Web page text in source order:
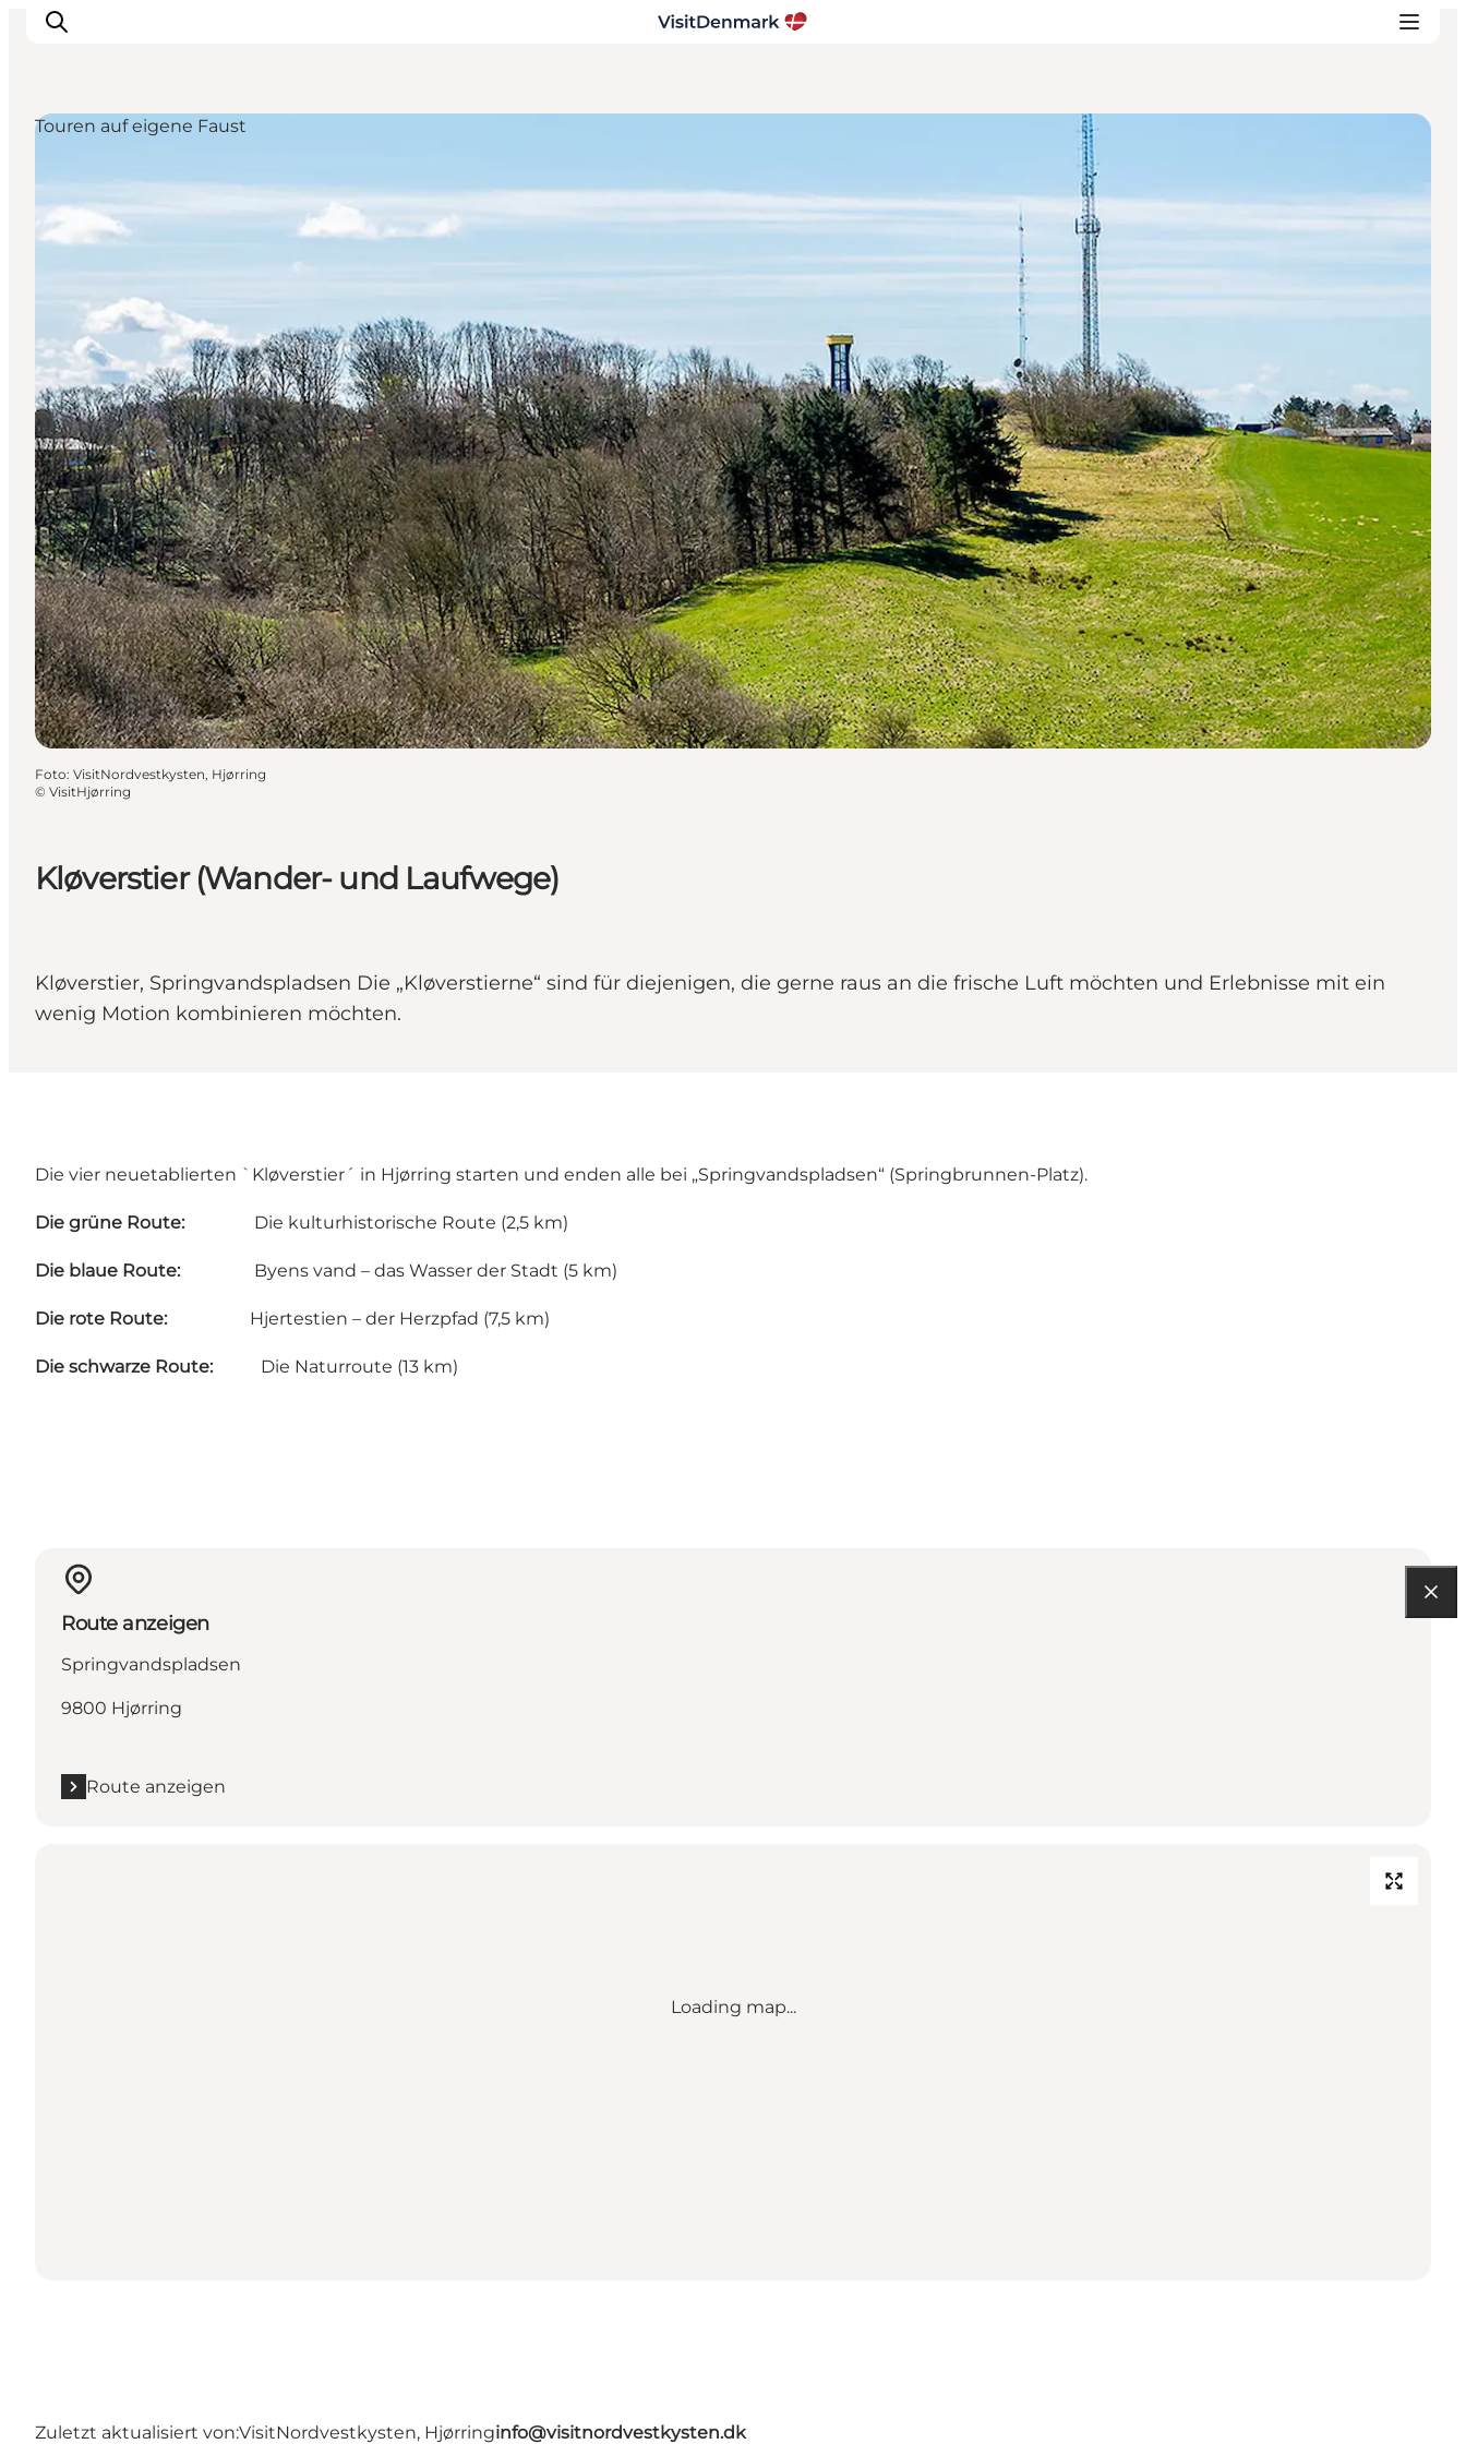
Inspiration
Regionen
Erlebnisse
Reiseplanung
Kløverstier (Wander- und Laufwege)
Kløverstier, Springvandspladsen Die „Kløverstierne“ sind für diejenigen, die gerne raus an die frische Luft möchten und Erlebnisse mit ein
wenig Motion kombinieren möchten.
Touren auf eigene Faust
Foto: VisitNordvestkysten, Hjørring
© VisitHjørring
Die vier neuetablierten `Kløverstier´ in Hjørring starten und enden alle bei „Springvandspladsen“ (Springbrunnen-Platz).
Die grüne Route: Die kulturhistorische Route (2,5 km)
Die blaue Route: Byens vand – das Wasser der Stadt (5 km)
Die rote Route: Hjertestien – der Herzpfad (7,5 km)
Die schwarze Route: Die Naturroute (13 km)
Route anzeigen
Springvandspladsen
9800 Hjørring
Route anzeigen
Loading map...
Zuletzt aktualisiert von:VisitNordvestkysten, Hjørringinfo@visitnordvestkysten.dk